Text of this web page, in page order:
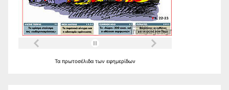
Τα πρωτοσέλιδα των εφημερίδων